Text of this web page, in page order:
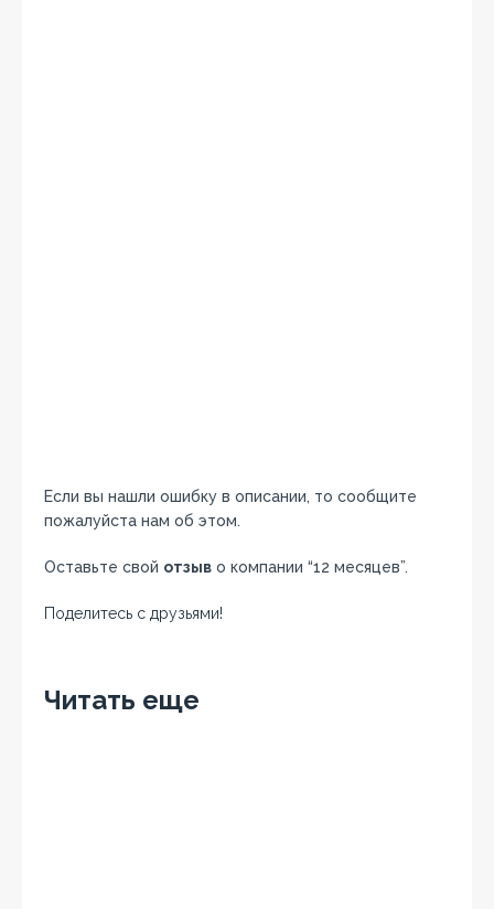
Если вы нашли ошибку в описании, то сообщите
пожалуйста нам об этом.
Оставьте свой отзыв о компании “12 месяцев”.
Поделитесь с друзьями!
Читать еще